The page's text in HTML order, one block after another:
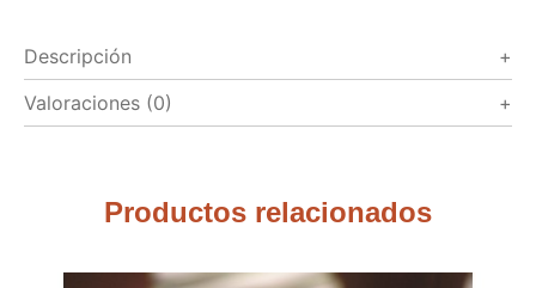
Descripción
Valoraciones (0)
Productos relacionados